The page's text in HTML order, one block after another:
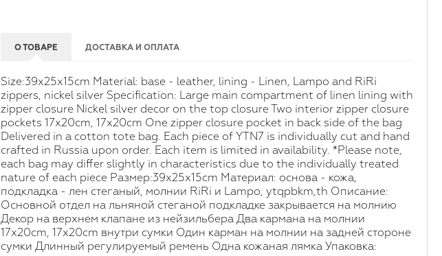
О ТОВАРЕ ДОСТАВКА И ОПЛАТА
Size:39x25x15cm Material: base - leather, lining - Linen, Lampo and RiRi
zippers, nickel silver Specification: Large main compartment of linen lining with
zipper closure Nickel silver decor on the top closure Two interior zipper closure
pockets 17x20cm, 17x20cm One zipper closure pocket in back side of the bag
Delivered in a cotton tote bag. Each piece of YTN7 is individually cut and hand
crafted in Russia upon order. Each item is limited in availability. *Please note,
each bag may differ slightly in characteristics due to the individually treated
nature of each piece Размер:39x25x15cm Материал: основа - кожа,
подкладка - лен стеганый, молнии RiRi и Lampo, ytqpbkm,th Описание:
Основной отдел на льняной стеганой подкладке закрывается на молнию
Декор на верхнем клапане из нейзильбера Два кармана на молнии
17x20cm, 17x20cm внутри сумки Один карман на молнии на задней стороне
сумки Длинный регулируемый ремень Одна кожаная лямка Упаковка: